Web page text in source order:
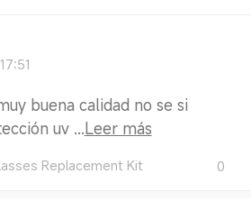
buena calidad no se si
uv ...Leer más
Replacement Kit 0